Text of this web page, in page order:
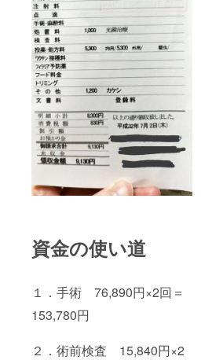
資金の使い道
１．手術 76,890円×2回＝
153,780円
２．術前検査 15,840円×2